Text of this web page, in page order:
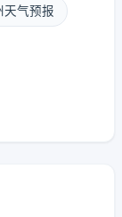
天气预报